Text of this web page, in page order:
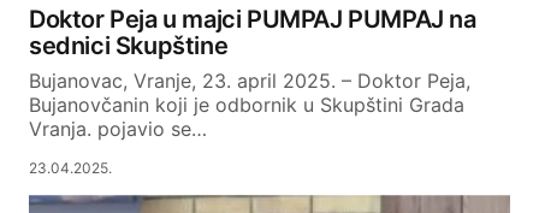
Doktor Peja u majci PUMPAJ PUMPAJ na
sednici Skupštine
Bujanovac, Vranje, 23. april 2025. – Doktor Peja,
Bujanovčanin koji je odbornik u Skupštini Grada
Vranja. pojavio se…
23.04.2025.